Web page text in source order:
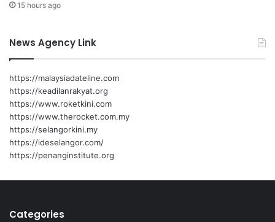
g
o
s
t
15 hours ago
News Agency Link
https://malaysiadateline.com
https://keadilanrakyat.org
https://www.roketkini.com
https://www.therocket.com.my
https://selangorkini.my
https://ideselangor.com/
https://penanginstitute.org
Categories